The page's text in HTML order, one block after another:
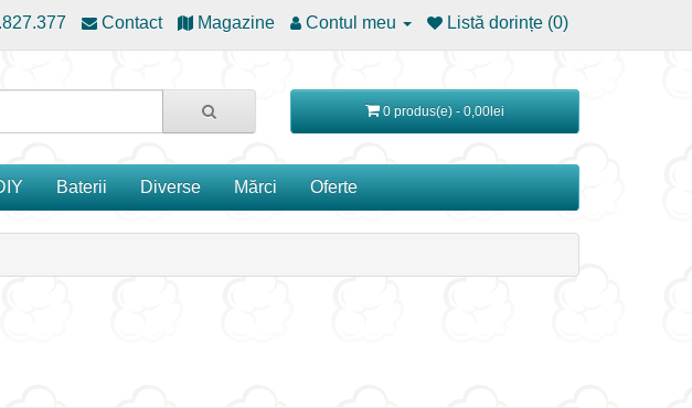
Contact Magazine Contul meu Listă dorințe (0)
0 produs(e) - 0,00lei
Baterii Diverse Mărci Oferte